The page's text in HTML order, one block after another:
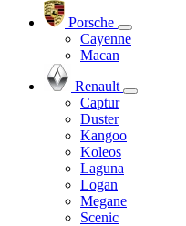
Porsche
Cayenne
Macan
Renault
Captur
Duster
Kangoo
Koleos
Laguna
Logan
Megane
Scenic